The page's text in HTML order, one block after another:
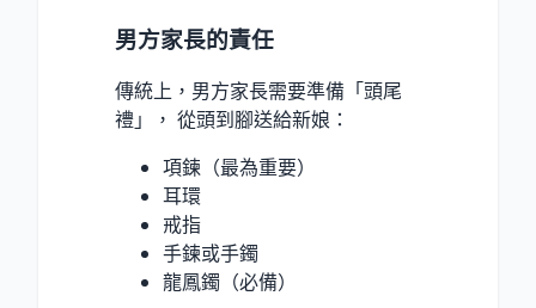
男方家長的責任
傳統上，男方家長需要準備「頭尾
禮」， 從頭到腳送給新娘：
項鍊（最為重要）
耳環
戒指
手鍊或手鐲
龍鳳鐲（必備）